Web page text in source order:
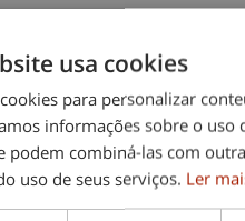
dedicado para
usa cookies
para personalizar
informações sobre o uso
podem combiná-las com
uso de seus serviços. Ler